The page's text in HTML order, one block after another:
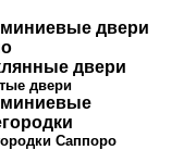
двери
двери
двери
Саппоро